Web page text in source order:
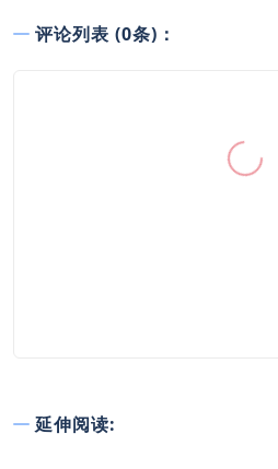
评论列表 (0条)：
延伸阅读: